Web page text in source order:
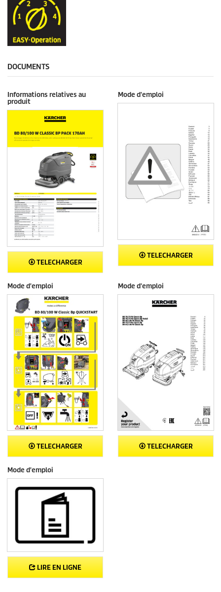
DOCUMENTS
Informations relatives au
produit
TELECHARGER
Mode d'emploi
TELECHARGER
Mode d'emploi
TELECHARGER
Mode d'emploi
TELECHARGER
Mode d'emploi
LIRE EN LIGNE